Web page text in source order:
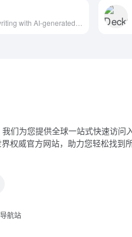
们为您提供全球一站式快速访问
权威官方网站，助力您轻松找到
航站